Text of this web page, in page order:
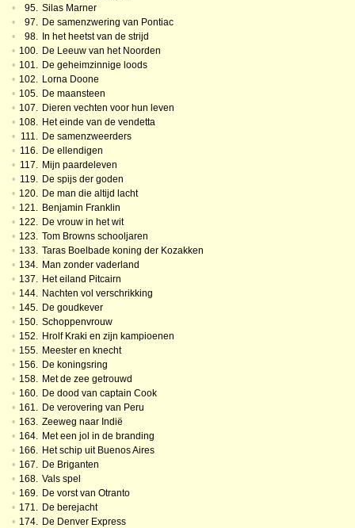
•
95. Silas Marner
•
97. De samenzwering van Pontiac
•
98. In het heetst van de strijd
• 100. De Leeuw van het Noorden
• 101. De geheimzinnige loods
• 102. Lorna Doone
• 105. De maansteen
• 107. Dieren vechten voor hun leven
• 108. Het einde van de vendetta
• 111. De samenzweerders
• 116. De ellendigen
• 117. Mijn paardeleven
• 119. De spijs der goden
• 120. De man die altijd lacht
• 121. Benjamin Franklin
• 122. De vrouw in het wit
• 123. Tom Browns schooljaren
• 133. Taras Boelbade koning der Kozakken
• 134. Man zonder vaderland
• 137. Het eiland Pitcairn
• 144. Nachten vol verschrikking
• 145. De goudkever
• 150. Schoppenvrouw
• 152. Hrolf Kraki en zijn kampioenen
• 155. Meester en knecht
• 156. De koningsring
• 158. Met de zee getrouwd
• 160. De dood van captain Cook
• 161. De verovering van Peru
• 163. Zeeweg naar Indië
• 164. Met een jol in de branding
• 166. Het schip uit Buenos Aires
• 167. De Briganten
• 168. Vals spel
• 169. De vorst van Otranto
• 171. De berejacht
• 174. De Denver Express